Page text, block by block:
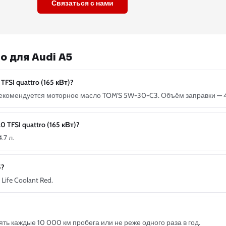
Связаться с нами
для Audi A5
quattro (165 кВт)?
моторное масло TOM'S 5W-30-C3. Объём заправки —
quattro (165 кВт)?
л.
Coolant Red.
каждые 10 000 км пробега или не реже одного раза в год.